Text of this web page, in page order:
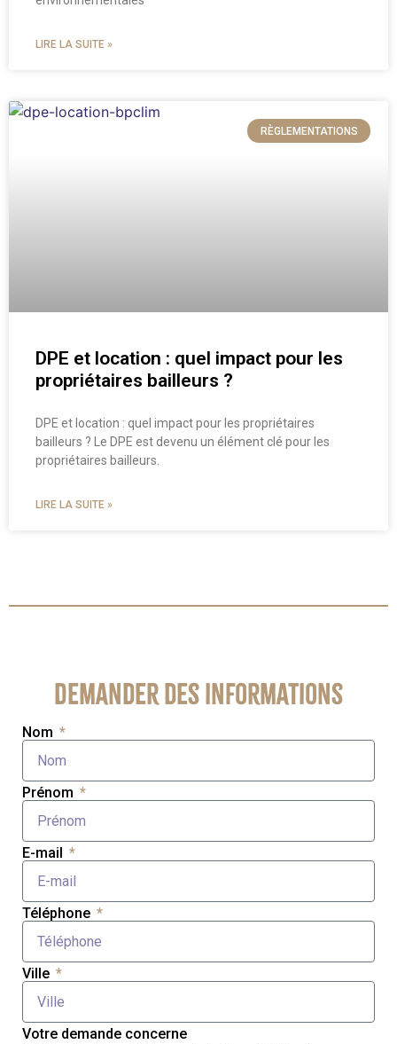
LIRE LA SUITE »
RÈGLEMENTATIONS
DPE et location : quel impact pour les
propriétaires bailleurs ?
DPE et location : quel impact pour les propriétaires
bailleurs ? Le DPE est devenu un élément clé pour les
propriétaires bailleurs.
LIRE LA SUITE »
Demander des informations
Nom
Prénom
E-mail
Téléphone
Ville
Votre demande concerne